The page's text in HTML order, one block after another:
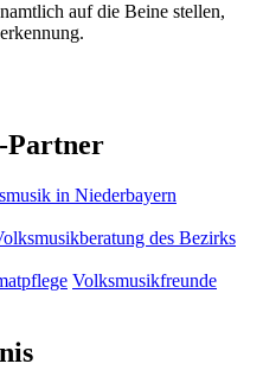
auf die Beine stellen,
Partner
in Niederbayern
des Bezirks
Volksmusikfreunde